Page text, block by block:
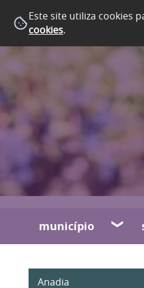
Este site utiliza cookies
cookies.
município
Anadia